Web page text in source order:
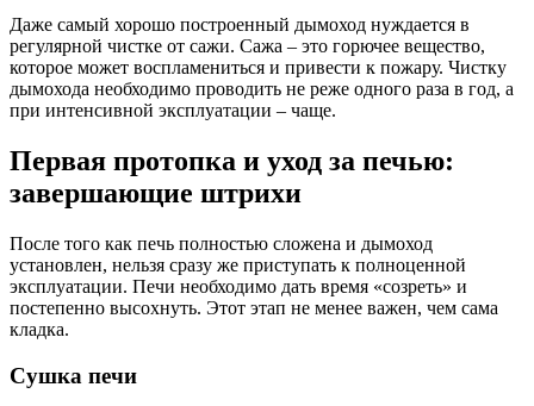
Даже самый хорошо построенный дымоход нуждается в
регулярной чистке от сажи. Сажа – это горючее вещество,
которое может воспламениться и привести к пожару. Чистку
дымохода необходимо проводить не реже одного раза в год, а
при интенсивной эксплуатации – чаще.
Первая протопка и уход за печью:
завершающие штрихи
После того как печь полностью сложена и дымоход
установлен, нельзя сразу же приступать к полноценной
эксплуатации. Печи необходимо дать время «созреть» и
постепенно высохнуть. Этот этап не менее важен, чем сама
кладка.
Сушка печи